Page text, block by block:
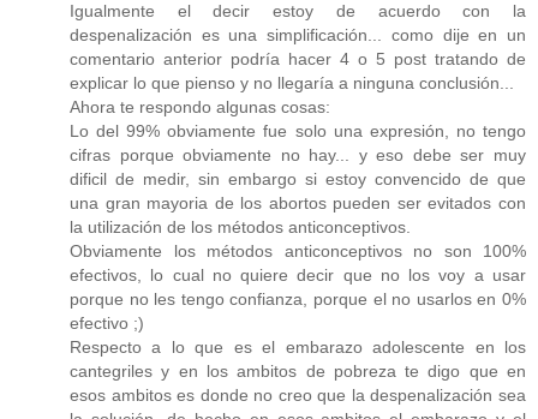
Igualmente el decir estoy de acuerdo con la
despenalización es una simplificación... como dije en un
comentario anterior podría hacer 4 o 5 post tratando de
explicar lo que pienso y no llegaría a ninguna conclusión...
Ahora te respondo algunas cosas:
Lo del 99% obviamente fue solo una expresión, no tengo
cifras porque obviamente no hay... y eso debe ser muy
dificil de medir, sin embargo si estoy convencido de que
una gran mayoria de los abortos pueden ser evitados con
la utilización de los métodos anticonceptivos.
Obviamente los métodos anticonceptivos no son 100%
efectivos, lo cual no quiere decir que no los voy a usar
porque no les tengo confianza, porque el no usarlos en 0%
efectivo ;)
Respecto a lo que es el embarazo adolescente en los
cantegriles y en los ambitos de pobreza te digo que en
esos ambitos es donde no creo que la despenalización sea